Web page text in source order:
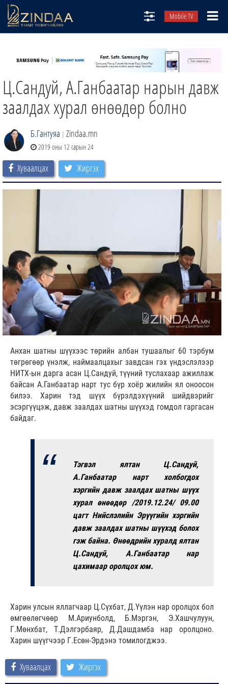
Mobile TV
ТВ8
ӨГЛӨӨНИЙ СОНИН
АУДИО ЗОХИОЛ
ЗИНДАА СЭТГҮҮЛ
Ц.Сандуй, А.Ганбаатар нарын давж
заалдах хурал өнөөдөр болно
Б.Гантуяа | Zindaa.mn
2019 оны 12 сарын 24
Хуваалцах Жиргэх
Анхан шатны шүүхээс төрийн албан тушаалыг 60 тэрбум
төгрөгөөр үнэлж, наймаалцахыг завдсан гэх үндэслэлээр
НИТХ-ын дарга асан Ц.Сандуй, түүний туслахаар ажиллаж
байсан А.Ганбаатар нарт тус бүр хоёр жилийн ял оноосон
билээ. Харин тэд шүүх бүрэлдэхүүний шийдвэрийг
эсэргүүцэж, давж заалдах шатны шүүхэд гомдол гаргасан
байдаг.
Тэгвэл ялтан Ц.Сандуй,
А.Ганбаатар нарт холбогдох
хэргийн давж заалдах шатны шүүх
хурал өнөөдөр /2019.12.24/ 09.00
цагт Нийслэлийн Эрүүгийн хэргийн
давж заалдах шатны шүүхэд болох
гэж байна. Өнөөдрийн хуралд ялтан
Ц.Сандуй, А.Ганбаатар нар
цахимаар оролцох юм.
Харин улсын яллагчаар Ц.Сүхбат, Д.Үүлэн нар оролцох бол
өмгөөлөгчөөр М.Ариунболд, Б.Мэргэн, Э.Хашчулуун,
Г.Мөнхбат, Т.Дэлгэрбаяр, Д.Дашдамба нар оролцоно.
Харин шүүгчээр Г.Есөн-Эрдэнэ томилогджээ.
Хуваалцах Жиргэх